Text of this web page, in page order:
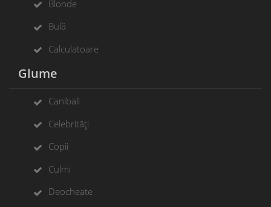
Blonde
Bulă
Calculatoare
Glume
Canibali
Celebrități
Copii
Culmi
Deocheate